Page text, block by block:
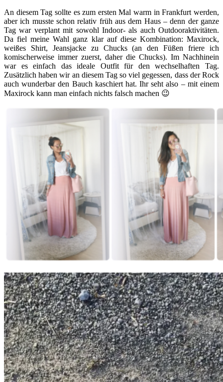
An diesem Tag sollte es zum ersten Mal warm in Frankfurt werden,
aber ich musste schon relativ früh aus dem Haus – denn der ganze
Tag war verplant mit sowohl Indoor- als auch Outdooraktivitäten.
Da fiel meine Wahl ganz klar auf diese Kombination: Maxirock,
weißes Shirt, Jeansjacke zu Chucks (an den Füßen friere ich
komischerweise immer zuerst, daher die Chucks). Im Nachhinein
war es einfach das ideale Outfit für den wechselhaften Tag.
Zusätzlich haben wir an diesem Tag so viel gegessen, dass der Rock
auch wunderbar den Bauch kaschiert hat. Ihr seht also – mit einem
Maxirock kann man einfach nichts falsch machen 😉